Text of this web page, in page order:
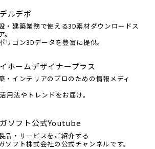
ルデポ
・建築業務で使える3D素材ダウンロードス
。
リゴン3Dデータを豊富に提供。
ホームデザイナープラス
・インテリアのプロのための情報メディ
用法やトレンドをお届け。
ソフト公式Youtube
品・サービスをご紹介する
ソフト株式会社の公式チャンネルです。